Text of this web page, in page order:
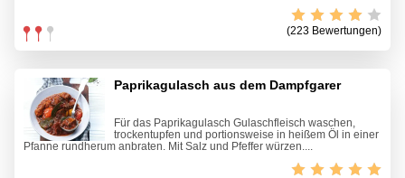
(223 Bewertungen)
Paprikagulasch aus dem Dampfgarer
Für das Paprikagulasch Gulaschfleisch waschen,
trockentupfen und portionsweise in heißem Öl in einer
Pfanne rundherum anbraten. Mit Salz und Pfeffer würzen....